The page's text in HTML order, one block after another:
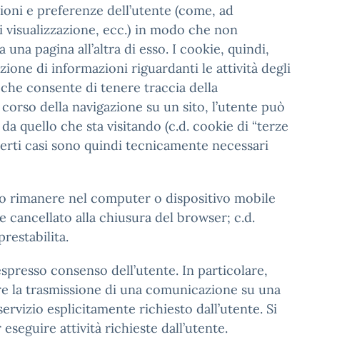
e preferenze dell’utente (come, ad
ecc.) in modo che non
pagina all’altra di esso. I cookie, quindi,
di informazioni riguardanti le attività degli
consente di tenere traccia della
della navigazione su un sito, l’utente può
quello che sta visitando (c.d. cookie di “terze
casi sono quindi tecnicamente necessari
rimanere nel computer o dispositivo mobile
cancellato alla chiusura del browser; c.d.
consenso dell’utente. In particolare,
trasmissione di una comunicazione su una
esplicitamente richiesto dall’utente. Si
attività richieste dall’utente.